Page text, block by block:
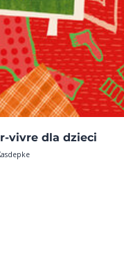
vivre dla dzieci